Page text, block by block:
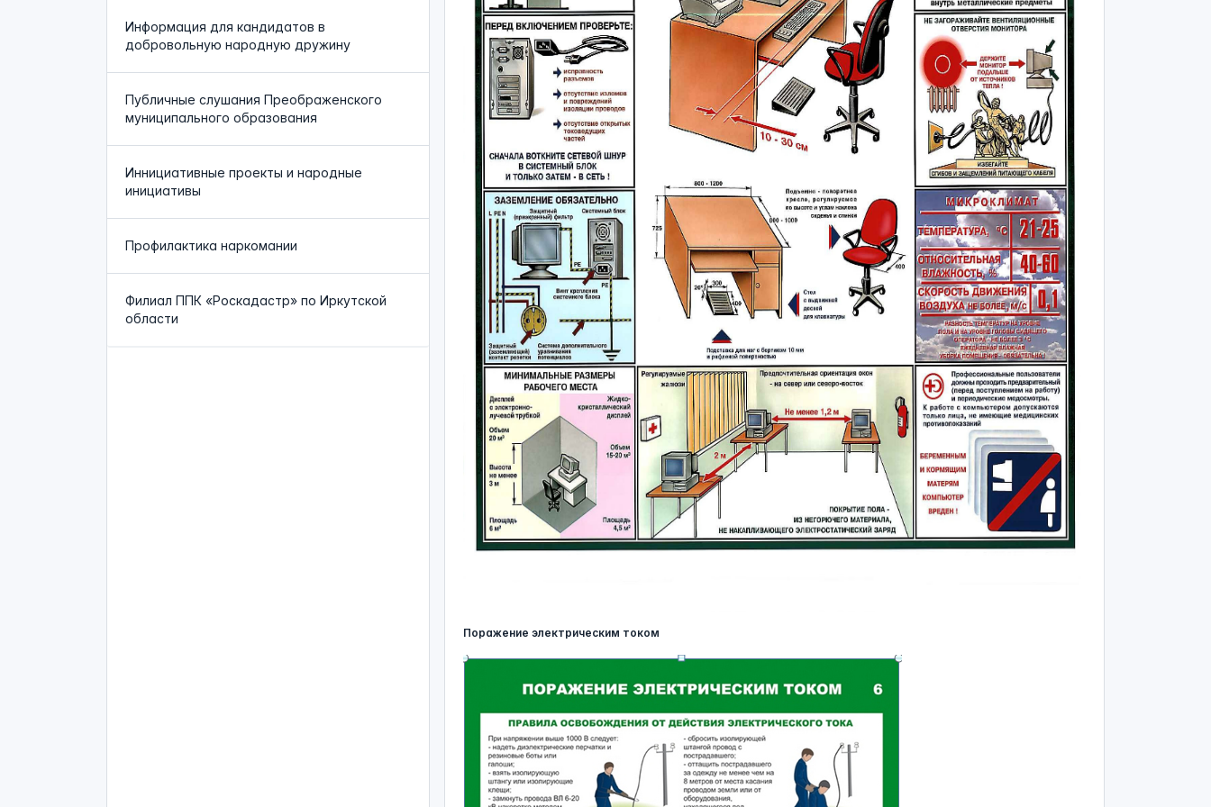
Информация для кандидатов в
добровольную народную дружину
Публичные слушания Преображенского
муниципального образования
Иннициативные проекты и народные
инициативы
Профилактика наркомании
Филиал ППК «Роскадастр» по Иркутской
области
Поражение электрическим током